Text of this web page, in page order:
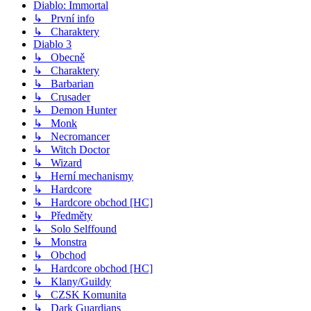
Diablo: Immortal
↳ První info
↳ Charaktery
Diablo 3
↳ Obecně
↳ Charaktery
↳ Barbarian
↳ Crusader
↳ Demon Hunter
↳ Monk
↳ Necromancer
↳ Witch Doctor
↳ Wizard
↳ Herní mechanismy
↳ Hardcore
↳ Hardcore obchod [HC]
↳ Předměty
↳ Solo Selffound
↳ Monstra
↳ Obchod
↳ Hardcore obchod [HC]
↳ Klany/Guildy
↳ CZSK Komunita
↳ Dark Guardians